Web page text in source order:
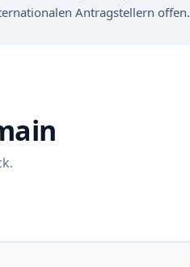
Antragstellern offen.